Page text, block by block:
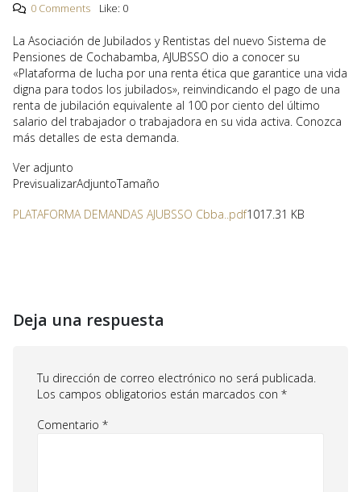
0 Comments
Like: 0
La Asociación de Jubilados y Rentistas del nuevo Sistema de
Pensiones de Cochabamba, AJUBSSO dio a conocer su
«Plataforma de lucha por una renta ética que garantice una vida
digna para todos los jubilados», reinvindicando el pago de una
renta de jubilación equivalente al 100 por ciento del último
salario del trabajador o trabajadora en su vida activa. Conozca
más detalles de esta demanda.
Ver adjunto
PrevisualizarAdjuntoTamaño
PLATAFORMA DEMANDAS AJUBSSO Cbba..pdf1017.31 KB
Deja una respuesta
Tu dirección de correo electrónico no será publicada.
Los campos obligatorios están marcados con *
Comentario *